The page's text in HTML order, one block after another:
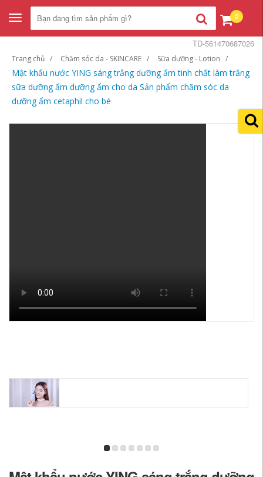
Toggle
navigation
0
Trang chủ Chăm sóc da - SKINCARE Sữa dưỡng - Lotion
Mật khẩu nước YING sáng trắng dưỡng ẩm tinh chất làm trắng
sữa dưỡng ẩm dưỡng ẩm cho da Sản phẩm chăm sóc da
dưỡng ẩm cetaphil cho bé
TD-561470687026